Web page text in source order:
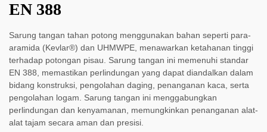
EN 388
Sarung tangan tahan potong menggunakan bahan seperti para-
aramida (Kevlar®) dan UHMWPE, menawarkan ketahanan tinggi
terhadap potongan pisau. Sarung tangan ini memenuhi standar
EN 388, memastikan perlindungan yang dapat diandalkan dalam
bidang konstruksi, pengolahan daging, penanganan kaca, serta
pengolahan logam. Sarung tangan ini menggabungkan
perlindungan dan kenyamanan, memungkinkan penanganan alat-
alat tajam secara aman dan presisi.